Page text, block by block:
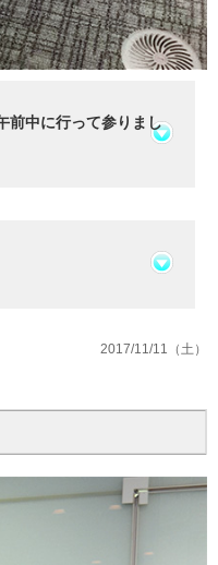
前中に行って参りまし
2017/11/11（土）